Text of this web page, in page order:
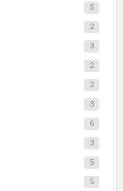
5
2
3
2
2
3
6
3
5
5